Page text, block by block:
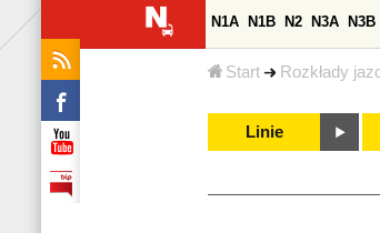
Start Rozkłady
N1A N1B N2 N3A N3B
Linie